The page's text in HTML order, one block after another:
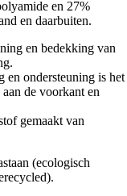
en 27%
en daarbuiten.
en bedekking van
en ondersteuning is het
de voorkant en
gemaakt van
(ecologisch